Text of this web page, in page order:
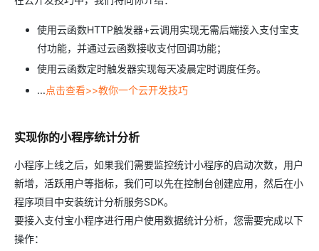
使用云函数HTTP触发器+云调用实现无需后端接入支付宝支
付功能，并通过云函数接收支付回调功能；
使用云函数定时触发器实现每天凌晨定时调度任务。
...点击查看>>教你一个云开发技巧
实现你的小程序统计分析
小程序上线之后，如果我们需要监控统计小程序的启动次数，用户
新增，活跃用户等指标，我们可以先在控制台创建应用，然后在小
程序项目中安装统计分析服务SDK。
要接入支付宝小程序进行用户使用数据统计分析，您需要完成以下
操作：